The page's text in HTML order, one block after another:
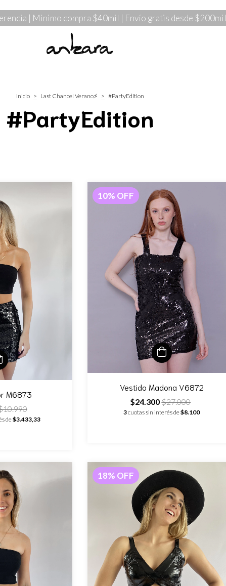
| Minimo compra $40mil | Envío gratis desde $200mil
Inicio > Last Chance! Verano⚡ > #PartyEdition
#PartyEdition
M6873
de$3.433,33
10% OFF
Vestido Madona V6872
$24.300$27.000
3cuotas sin interés de$8.100
18% OFF